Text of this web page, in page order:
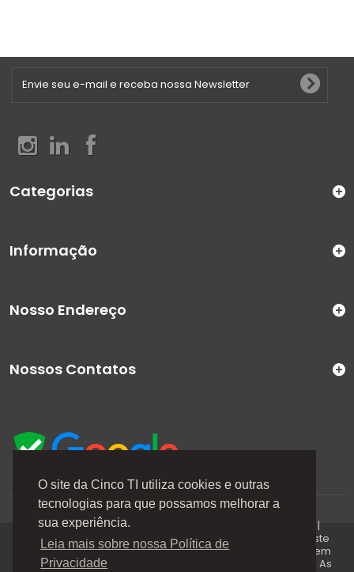
O site da Cinco TI utiliza cookies e outras
tecnologias para que possamos melhorar a
sua experiência.
Leia mais sobre nossa Política de
Privacidade
Categorias
Informação
A Cinco TI (5TI) é uma marca registrada de CINCO TI
COMERCIO E SERVICOS LTDA | CNPJ: 08.307.867/0001-04 |
Todos os direitos reservados. Os preços anunciados neste
site ou via e-mails promocionais podem ser alterados sem
prévio aviso. A 5TI não é responsável por erros descritos. As
Nosso Endereço
Nossos Contatos